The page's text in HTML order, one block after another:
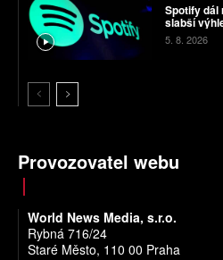
Spotify dál
slabší
5. 8. 2026
Provozovatel webu
World News Media, s.r.o.
Rybná 716/24
Staré Město, 110 00 Praha